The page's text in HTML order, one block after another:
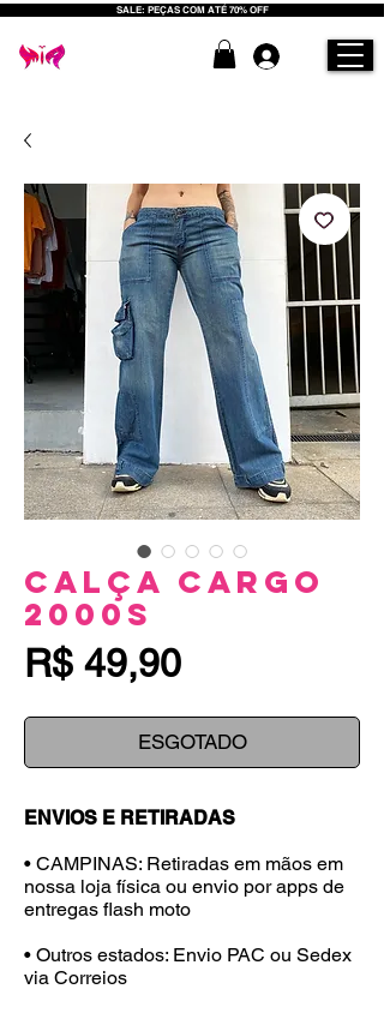
SALE: PEÇAS COM ATÉ 70% OFF
Calça Cargo
2000s
R$ 49,90Preço
ESGOTADO
ENVIOS E RETIRADAS
• CAMPINAS: Retiradas em mãos em
nossa loja física ou envio por apps de
entregas flash moto
• Outros estados: Envio PAC ou Sedex
via Correios